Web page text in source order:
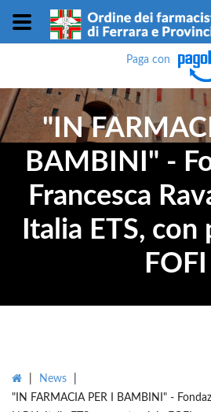
Paga con
"IN
BAMBINI" -
Francesca
Italia ETS,
FOFI
News
"IN FARMACIA PER I BAMBINI" -